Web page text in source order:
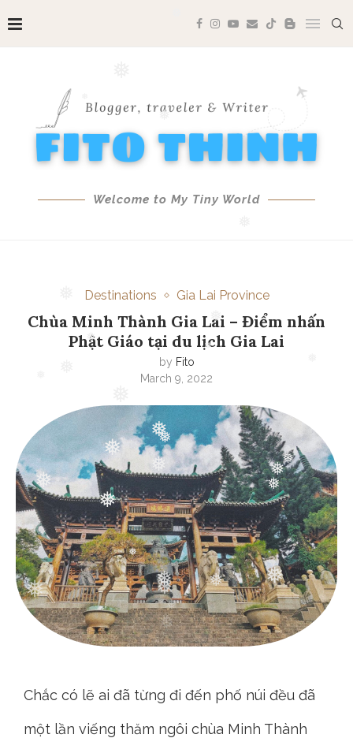
❅
❅
❅ ❅
❅
❅ ❅
❅
❅
❅
❅
❅ ❅
❅
❅
❅
❅
Welcome to My Tiny World
Destinations Gia Lai Province
Chùa Minh Thành Gia Lai – Điểm nhấn
Phật Giáo tại du lịch Gia Lai
by Fito
March 9, 2022
Chắc có lẽ ai đã từng đi đến phố núi đều đã
một lần viếng thăm ngôi chùa Minh Thành